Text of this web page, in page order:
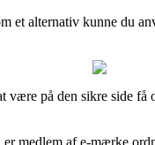
et alternativ kunne du
på den sikre side
medlem af e-mærke